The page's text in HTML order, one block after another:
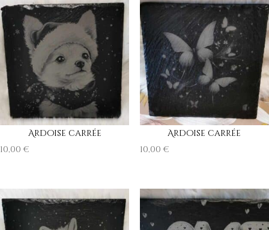
Ardoise carrée
10,00€
Ardoise carrée
10,00€